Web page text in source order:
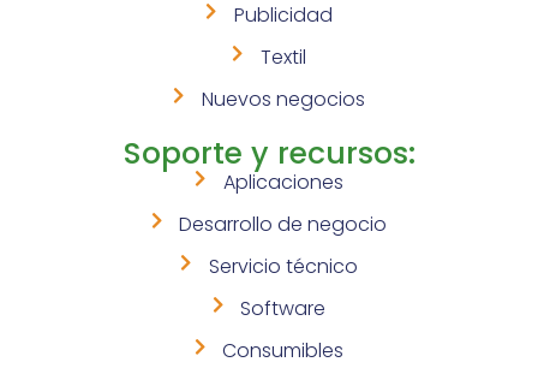
Publicidad
Textil
Nuevos negocios
Soporte y recursos:
Aplicaciones
Desarrollo de negocio
Servicio técnico
Software
Consumibles